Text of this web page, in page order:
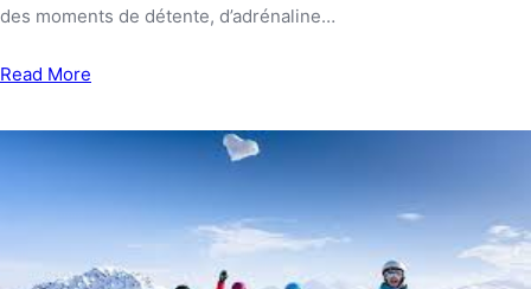
des moments de détente, d’adrénaline…
Read More